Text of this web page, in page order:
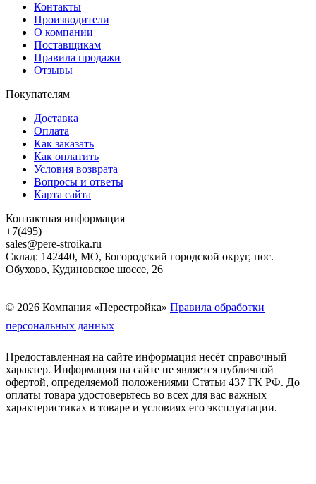
Контакты
Производители
О компании
Поставщикам
Правила продажи
Отзывы
Покупателям
Доставка
Оплата
Как заказать
Как оплатить
Условия возврата
Вопросы и ответы
Карта сайта
Контактная информация
+7(495)
sales@pere-stroika.ru
Склад: 142440, МО, Богородский городской округ, пос.
Обухово, Кудиновское шоссе, 26
© 2026 Компания «Перестройка» Правила обработки
персональных данных
Предоставленная на сайте информация несёт справочный
характер. Информация на сайте не является публичной
офертой, определяемой положениями Статьи 437 ГК РФ. До
оплаты товара удостоверьтесь во всех для вас важных
характеристиках в товаре и условиях его эксплуатации.